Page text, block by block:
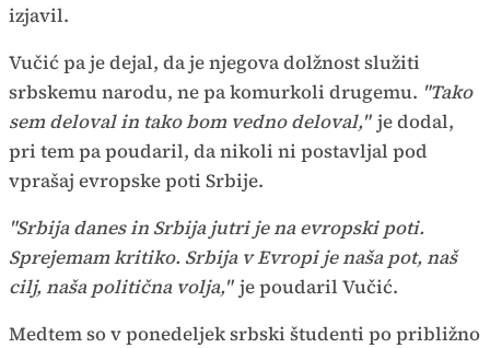
izjavil.
Vučić pa je dejal, da je njegova dolžnost služiti
srbskemu narodu, ne pa komurkoli drugemu. "Tako
sem deloval in tako bom vedno deloval," je dodal,
pri tem pa poudaril, da nikoli ni postavljal pod
vprašaj evropske poti Srbije.
"Srbija danes in Srbija jutri je na evropski poti.
Sprejemam kritiko. Srbija v Evropi je naša pot, naš
cilj, naša politična volja," je poudaril Vučić.
Medtem so v ponedeljek srbski študenti po približno